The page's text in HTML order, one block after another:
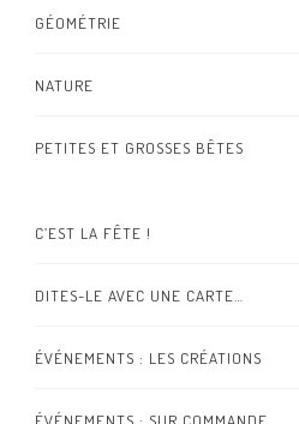
GÉOMÉTRIE
NATURE
PETITES ET GROSSES BÊTES
C’EST LA FÊTE !
DITES-LE AVEC UNE CARTE…
ÉVÉNEMENTS : LES CRÉATIONS